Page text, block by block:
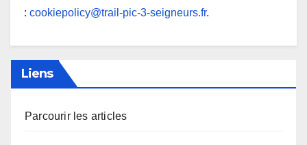
: cookiepolicy@trail-pic-3-seigneurs.fr.
Liens
Parcourir les articles